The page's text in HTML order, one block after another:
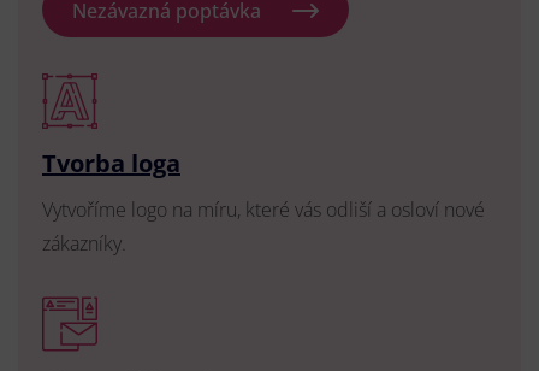
Nezávazná poptávka
Tvorba loga
Vytvoříme logo na míru, které vás odliší a osloví nové
zákazníky.